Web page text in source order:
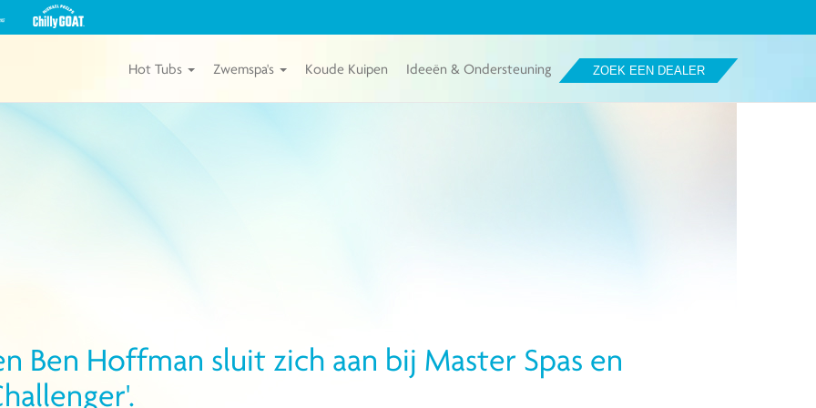
Bekijk
onze
Hot Tubs Zwemspa's Koude Kuipen Ideeën & Ondersteuning ZOEK EEN DEALER
Ben Hoffman sluit zich aan bij Master Spas en